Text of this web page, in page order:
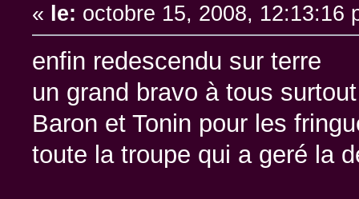
« le: octobre 15, 2008, 12:13:16
enfin redescendu sur terre
un grand bravo à tous
Baron et Tonin pour les
toute la troupe qui a geré la